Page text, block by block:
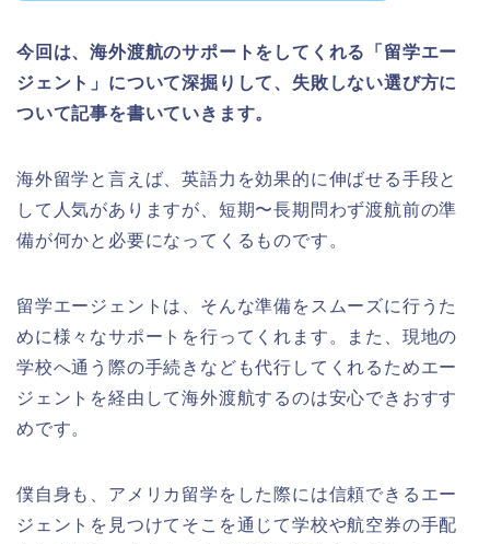
今回は、海外渡航のサポートをしてくれる「留学エー
ジェント」について深掘りして、失敗しない選び方に
ついて記事を書いていきます。
海外留学と言えば、英語力を効果的に伸ばせる手段と
して人気がありますが、短期〜長期問わず渡航前の準
備が何かと必要になってくるものです。
留学エージェントは、そんな準備をスムーズに行うた
めに様々なサポートを行ってくれます。また、現地の
学校へ通う際の手続きなども代行してくれるためエー
ジェントを経由して海外渡航するのは安心できおすす
めです。
僕自身も、アメリカ留学をした際には信頼できるエー
ジェントを見つけてそこを通じて学校や航空券の手配